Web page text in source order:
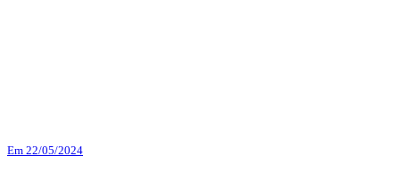
Em 22/05/2024